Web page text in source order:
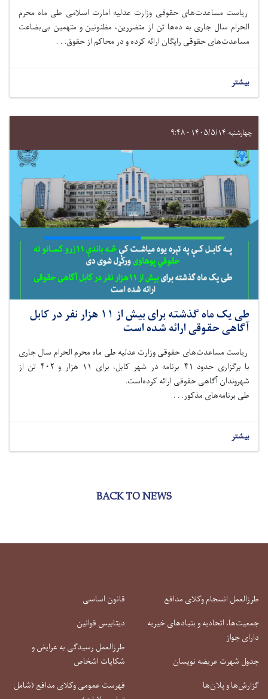
ریاست مساعدت‌های حقوقی وزارت عدلیه امارت اسلامی طی ماه‌ محرم
الحرام سال جاری به ده‌ها تن از متضررین، مظنونین و متهمین بی‌بضاعت
مساعدت‌های حقوقی رایگان ارائه کرده و در محاکم از حقوق. . .
بیشتر
چهارشنبه ۱۴۰۵/۵/۱۴ - ۹:۴۸
طی یک ماه گذشته برای بیش از ۱۱ هزار نفر در کابل
آگاهی حقوقی ارائه شده است
ریاست مساعدت‌های حقوقی وزارت عدلیه طی ماه محرم الحرام سال جاری
با برگزاری حدود ۴۱ برنامه در شهر کابل، برای ۱۱ هزار و ۴۰۲ تن از
شهروندان آگاهی حقوقی ارائه کرده‌است.
طی برنامه‌های مذکور. . .
بیشتر
BACK TO NEWS
طرزالعمل انسجام وکلای مدافع
جمعیت‌ها، اتحادیه و بنیادهای خیریه
دارای جواز
جدول شهرت عریضه نویسان
گزارش‌ها و پلان‌ها
قانون اساسی
دیتابیس قوانین
طرزالعمل رسیدگی به عرایض و
شکایات اشخاص
فهرست عمومی وکلای مدافع (شامل